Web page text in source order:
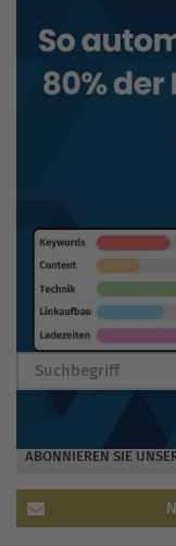
BLOG DURCHSUCHEN
ABONNIEREN SIE